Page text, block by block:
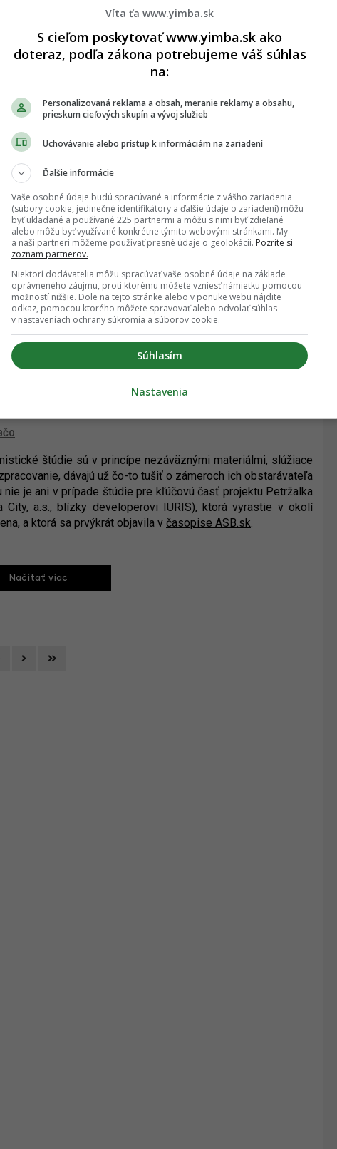
urbanistickej štúdie) polyfunkčnej zóny Kopčianska - Juh,
cintorína a štátnej hranice. Developer Fundus, s.r.o.,
Urban ResidencečiMalé Krasňany), predstavil zámer v rámci
v rozvoji Bratislavy, čo je dané nielen rozsahom a počtom
mesta. Zmena charakteru metropoly sa stala
na stránkach najvýznamnejších médií a okrem odborníkov a
2.12.2017
projektu Oppidum, ktorý vzniká v mestskej časti
viacmenej už dokončovacie práce.
urbanistická štúdia pre centrálny
štúdie sú v princípe nezáväznými materiálmi, slúžiace
dávajú už čo-to tušiť o zámeroch ich obstarávateľa
nie je ani v prípade štúdie pre kľúčovú časť projektu Petržalka
City, a.s., blízky developerovi IURIS), ktorá vyrastie v okolí
a ktorá sa prvýkrát objavila v časopise ASB.sk.
Načitať viac
Last
Víta ťa www.yimba.sk
S cieľom poskytovať www.yimba.sk ako
doteraz, podľa zákona potrebujeme váš súhlas
na:
Personalizovaná reklama a obsah, meranie reklamy a obsahu,
prieskum cieľových skupín a vývoj služieb
Uchovávanie alebo prístup k informáciám na zariadení
Ďalšie informácie
Vaše osobné údaje budú spracúvané a informácie z vášho zariadenia
(súbory cookie, jedinečné identifikátory a ďalšie údaje o zariadení) môžu
byť ukladané a používané 225 partnermi a môžu s nimi byť zdieľané
alebo môžu byť využívané konkrétne týmito webovými stránkami. My
a naši partneri môžeme používať presné údaje o geolokácii. Pozrite si
zoznam partnerov.
Niektorí dodávatelia môžu spracúvať vaše osobné údaje na základe
oprávneného záujmu, proti ktorému môžete vzniesť námietku pomocou
možností nižšie. Dole na tejto stránke alebo v ponuke webu nájdite
odkaz, pomocou ktorého môžete spravovať alebo odvolať súhlas
v nastaveniach ochrany súkromia a súborov cookie.
Súhlasím
Nastavenia